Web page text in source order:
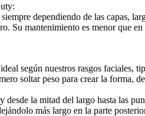
dependiendo de las capas,
Su mantenimiento es menor que
según nuestros rasgos faciales,
soltar peso para crear la forma,
la mitad del largo hasta las
más largo en la parte